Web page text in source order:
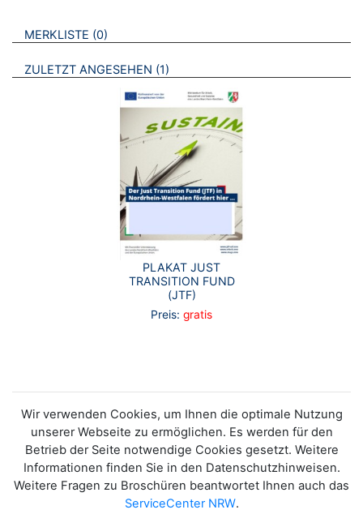
VERWEISE AUF VERMERKTE- ODER ZULETZT ANGESEHENE
MERKLISTE 0 BROSCHÜREN
ZULETZT ANGESEHEN 1 BROSCHÜREN
PLAKAT JUST
TRANSITION FUND
(JTF)
Preis: gratis
Wir verwenden Cookies, um Ihnen die optimale Nutzung
unserer Webseite zu ermöglichen. Es werden für den
Betrieb der Seite notwendige Cookies gesetzt. Weitere
Informationen finden Sie in den Datenschutzhinweisen.
Weitere Fragen zu Broschüren beantwortet Ihnen auch das
ServiceCenter NRW.